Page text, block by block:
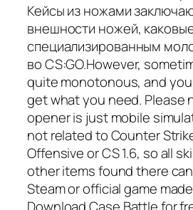
Кейсы из ножами
внешности ножей,
специализированным
во CS:GO.However,
quite monotonous, and
get what you need. Please
opener is just mobile
not related to Counter
Offensive or CS 1.6, so all
other items found there
Steam or official game